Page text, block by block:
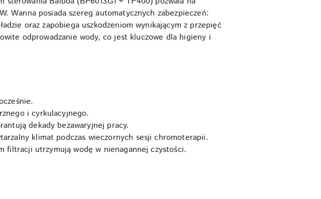
Wanna posiada szereg automatycznych zabezpieczeń:
oraz zapobiega uszkodzeniom wynikającym z przepięć
odprowadzanie wody, co jest kluczowe dla higieny i
i cyrkulacyjnego.
dekady bezawaryjnej pracy.
klimat podczas wieczornych sesji chromoterapii.
filtracji utrzymują wodę w nienagannej czystości.